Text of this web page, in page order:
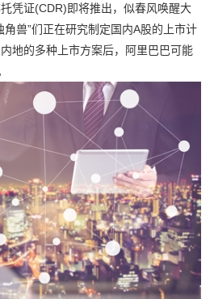
凭证(CDR)即将推出，似春风唤醒大
兽”们正在研究制定国内A股的上市计
地的多种上市方案后，阿里巴巴可能